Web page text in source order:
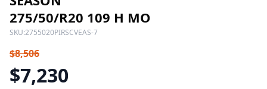
275/50/R20 109 H MO
SKU:2755020PIRSCVEAS-7
$8,506
$7,230